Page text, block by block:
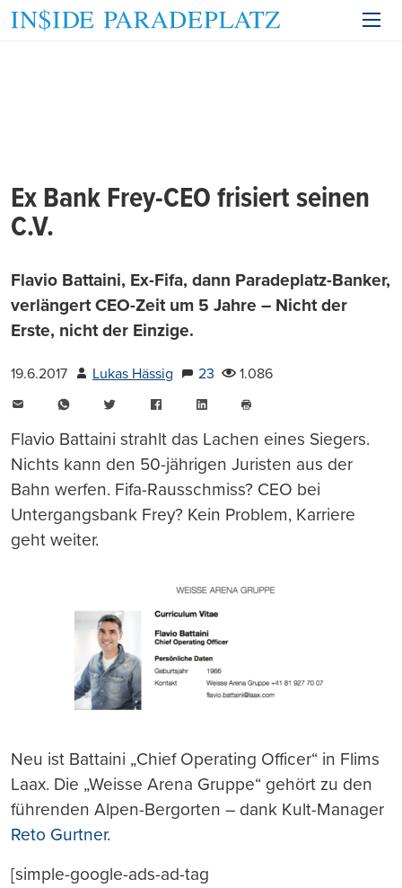
Ex Bank Frey-CEO frisiert seinen
C.V.
Flavio Battaini, Ex-Fifa, dann Paradeplatz-Banker,
verlängert CEO-Zeit um 5 Jahre – Nicht der
Erste, nicht der Einzige.
19.6.2017 Lukas Hässig 23
1.086
WhatsAppTwitter FacebookLinkedIn
drucken
Flavio Battaini strahlt das Lachen eines Siegers.
Nichts kann den 50-jährigen Juristen aus der
Bahn werfen. Fifa-Rausschmiss? CEO bei
Untergangsbank Frey? Kein Problem, Karriere
geht weiter.
Neu ist Battaini „Chief Operating Officer“ in Flims
Laax. Die „Weisse Arena Gruppe“ gehört zu den
führenden Alpen-Bergorten – dank Kult-Manager
Reto Gurtner.
[simple-google-ads-ad-tag